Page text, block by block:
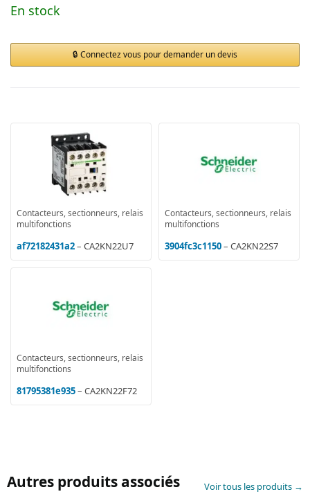
En stock
Connectez vous pour demander un devis
Contacteurs, sectionneurs, relais
multifonctions
af72182431a2– CA2KN22U7
Contacteurs, sectionneurs, relais
multifonctions
3904fc3c1150– CA2KN22S7
Contacteurs, sectionneurs, relais
multifonctions
81795381e935– CA2KN22F72
Autres produits associés Voir tous les produits →